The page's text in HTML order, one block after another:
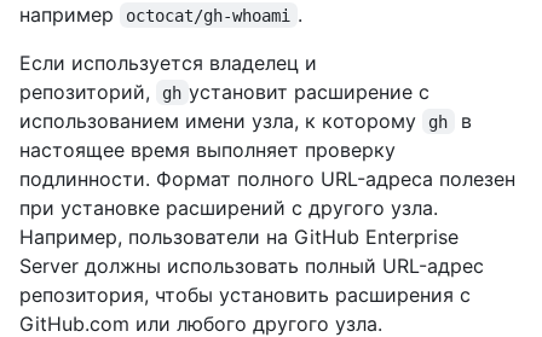
например
octocat/gh-whoami
.
Если используется владелец и
репозиторий,
gh установит расширение с
использованием имени узла, к которому
gh
в
настоящее время выполняет проверку
подлинности. Формат полного URL-адреса полезен
при установке расширений с другого узла.
Например, пользователи на GitHub Enterprise
Server должны использовать полный URL-адрес
репозитория, чтобы установить расширения с
GitHub.com или любого другого узла.